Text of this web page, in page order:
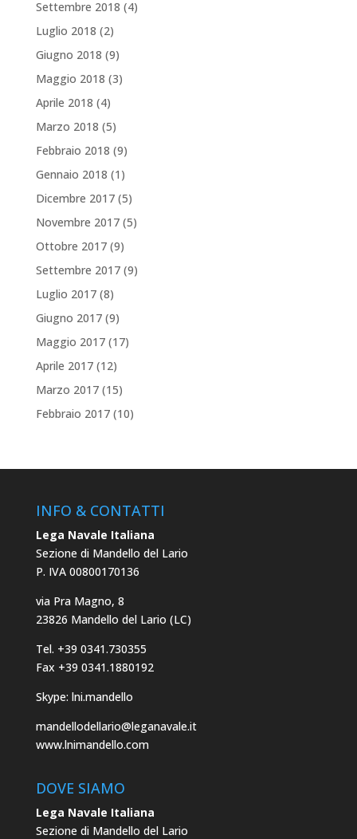
Settembre 2018 (4)
Luglio 2018 (2)
Giugno 2018 (9)
Maggio 2018 (3)
Aprile 2018 (4)
Marzo 2018 (5)
Febbraio 2018 (9)
Gennaio 2018 (1)
Dicembre 2017(5)
Novembre 2017(5)
Ottobre 2017(9)
Settembre 2017(9)
Luglio 2017(8)
Giugno 2017(9)
Maggio 2017(17)
Aprile 2017(12)
Marzo 2017(15)
Febbraio 2017(10)
INFO & CONTATTI
Lega Navale Italiana
Sezione di Mandello del Lario
P. IVA 00800170136
via Pra Magno, 8
23826 Mandello del Lario (LC)
Tel. +39 0341.730355
Fax +39 0341.1880192
Skype: lni.mandello
mandellodellario@leganavale.it
www.lnimandello.com
DOVE SIAMO
Lega Navale Italiana
Sezione di Mandello del Lario